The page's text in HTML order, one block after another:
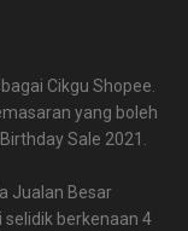
Cikgu Shopee.
yang boleh
Sale 2021.
Jualan Besar
selidik berkenaan 4